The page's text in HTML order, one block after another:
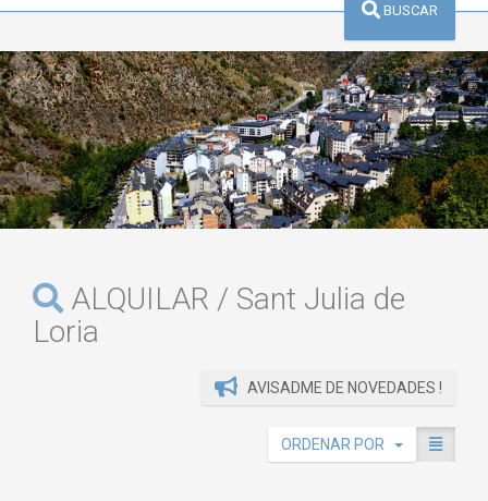
BUSCAR
ALQUILAR / Sant Julia de
Loria
AVISADME DE NOVEDADES !
ORDENAR POR